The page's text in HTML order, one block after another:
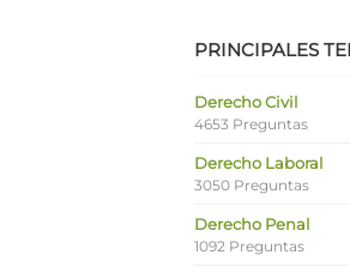
PRINCIPALES
Derecho Civil
4653 Preguntas
Derecho Laboral
3050 Preguntas
Derecho Penal
1092 Preguntas